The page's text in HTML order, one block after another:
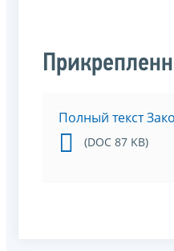
Полный текст
(DOC 87 KB)